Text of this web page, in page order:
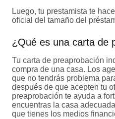
Luego, tu prestamista te
oficial del tamaño del
¿Qué es una carta de
Tu carta de preaprobación
compra de una casa. Los
que no tendrás problema
después de que acepten tu
preaprobación te ayuda a
encuentras la casa
que tienes los medios